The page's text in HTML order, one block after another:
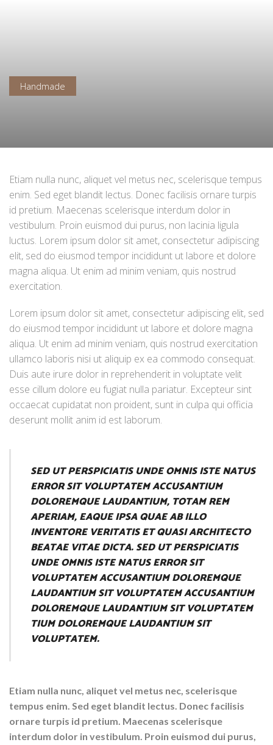
Handmade
Etiam nulla nunc, aliquet vel metus nec, scelerisque tempus
enim. Sed eget blandit lectus. Donec facilisis ornare turpis
id pretium. Maecenas scelerisque interdum dolor in
vestibulum. Proin euismod dui purus, non lacinia ligula
luctus. Lorem ipsum dolor sit amet, consectetur adipiscing
elit, sed do eiusmod tempor incididunt ut labore et dolore
magna aliqua. Ut enim ad minim veniam, quis nostrud
exercitation.
Lorem ipsum dolor sit amet, consectetur adipiscing elit, sed
do eiusmod tempor incididunt ut labore et dolore magna
aliqua. Ut enim ad minim veniam, quis nostrud exercitation
ullamco laboris nisi ut aliquip ex ea commodo consequat.
Duis aute irure dolor in reprehenderit in voluptate velit
esse cillum dolore eu fugiat nulla pariatur. Excepteur sint
occaecat cupidatat non proident, sunt in culpa qui officia
deserunt mollit anim id est laborum.
SED UT PERSPICIATIS UNDE OMNIS ISTE NATUS
ERROR SIT VOLUPTATEM ACCUSANTIUM
DOLOREMQUE LAUDANTIUM, TOTAM REM
APERIAM, EAQUE IPSA QUAE AB ILLO
INVENTORE VERITATIS ET QUASI ARCHITECTO
BEATAE VITAE DICTA. SED UT PERSPICIATIS
UNDE OMNIS ISTE NATUS ERROR SIT
VOLUPTATEM ACCUSANTIUM DOLOREMQUE
LAUDANTIUM SIT VOLUPTATEM ACCUSANTIUM
DOLOREMQUE LAUDANTIUM SIT VOLUPTATEM
TIUM DOLOREMQUE LAUDANTIUM SIT
VOLUPTATEM.
Etiam nulla nunc, aliquet vel metus nec, scelerisque
tempus enim. Sed eget blandit lectus. Donec facilisis
ornare turpis id pretium. Maecenas scelerisque
interdum dolor in vestibulum. Proin euismod dui purus,